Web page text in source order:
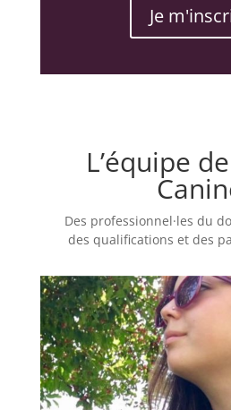
Je
L’équipe
Des professionnel·les du
des qualifications et des